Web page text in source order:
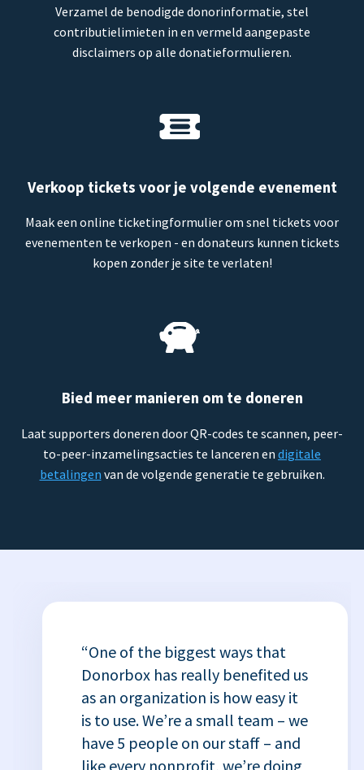
Verzamel de benodigde donorinformatie, stel
contributielimieten in en vermeld aangepaste
disclaimers op alle donatieformulieren.
Verkoop tickets voor je volgende evenement
Maak een online ticketingformulier om snel tickets voor
evenementen te verkopen - en donateurs kunnen tickets
kopen zonder je site te verlaten!
Bied meer manieren om te doneren
Laat supporters doneren door QR-codes te scannen, peer-
to-peer-inzamelingsacties te lanceren en digitale
betalingen van de volgende generatie te gebruiken.
“One of the biggest ways that
Donorbox has really benefited us
as an organization is how easy it
is to use. We’re a small team – we
have 5 people on our staff – and
like every nonprofit, we’re doing